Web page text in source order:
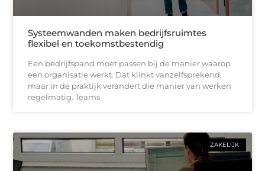
Systeemwanden maken bedrijfsruimtes
flexibel en toekomstbestendig
Een bedrijfspand moet passen bij de manier waarop
een organisatie werkt. Dat klinkt vanzelfsprekend,
maar in de praktijk verandert die manier van werken
regelmatig. Teams
ZAKELIJK